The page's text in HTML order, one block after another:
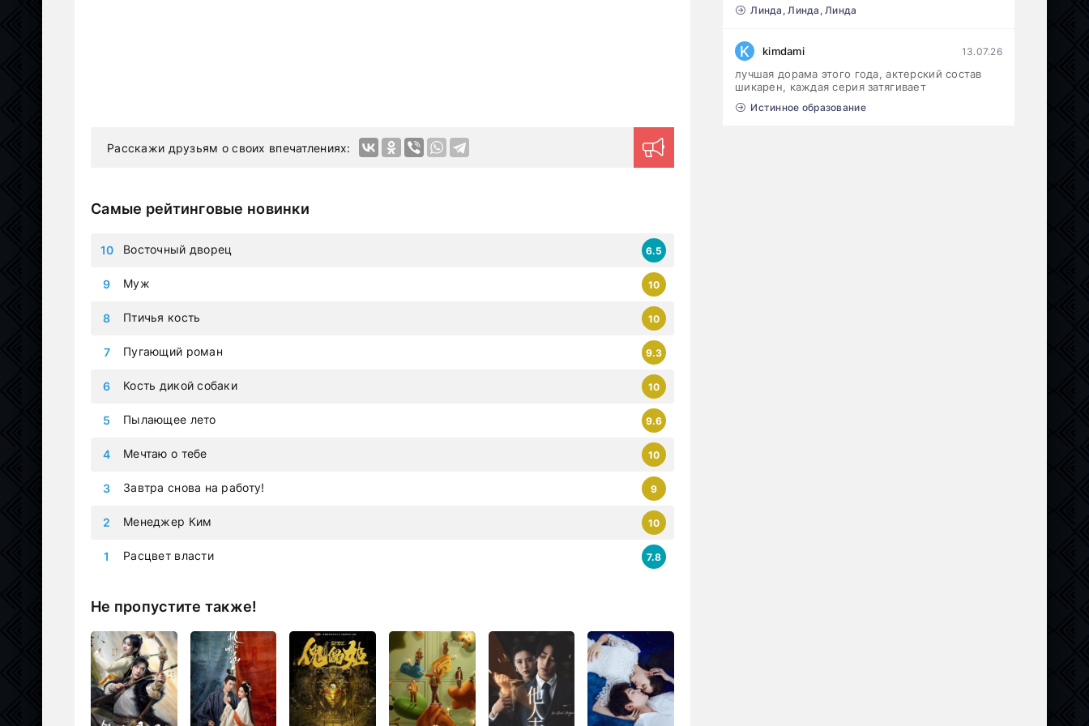
Расскажи друзьям о своих впечатлениях:
Самые рейтинговые новинки
Расцвет власти 7.8
Менеджер Ким 10
Завтра снова на работу! 9
Мечтаю о тебе 10
Пылающее лето 9.6
Кость дикой собаки 10
Пугающий роман 9.3
Птичья кость 10
Муж 10
Восточный дворец 6.5
Не пропустите также!
Линда, Линда, Линда
K kimdami 13.07.26
лучшая дорама этого года, актерский состав
шикарен, каждая серия затягивает
Истинное образование